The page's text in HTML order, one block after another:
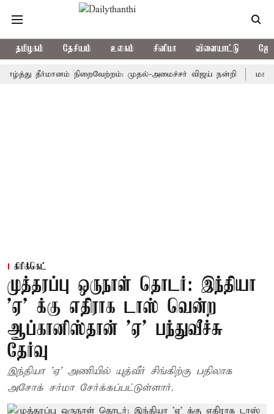
தமிழகம் தேசியம் உலகம் சினிமா விளையாட்டு
தீர்மானம் நிறைவேற்றம்: முதல்-அமைச்சர் விஜய் நன்றி
கிரிக்கெட்
முத்தரப்பு ஒருநாள் தொடர்: இந்தியா
'ஏ' க்கு எதிராக டாஸ் வென்ற
ஆப்கானிஸ்தான் ’ஏ’ பந்துவீச்சு
தேர்வு
இந்தியா 'ஏ' அணியில் யுத்வீர் சிங்கிற்கு பதிலாக
அசோக் சர்மா சேர்க்கப்பட்டுள்ளார்.